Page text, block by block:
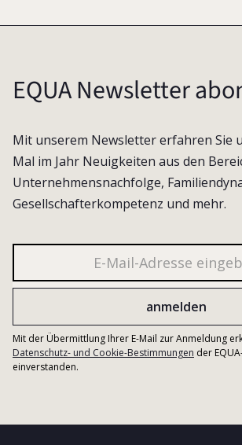
EQUA Newsletter
Mit unserem Newsletter erfahren Sie
Mal im Jahr Neuigkeiten aus den
Unternehmensnachfolge,
Gesellschafterkompetenz und mehr.
Mit der Übermittlung Ihrer E-Mail zur Anmeldung
Datenschutz- und Cookie-Bestimmungen der
einverstanden.